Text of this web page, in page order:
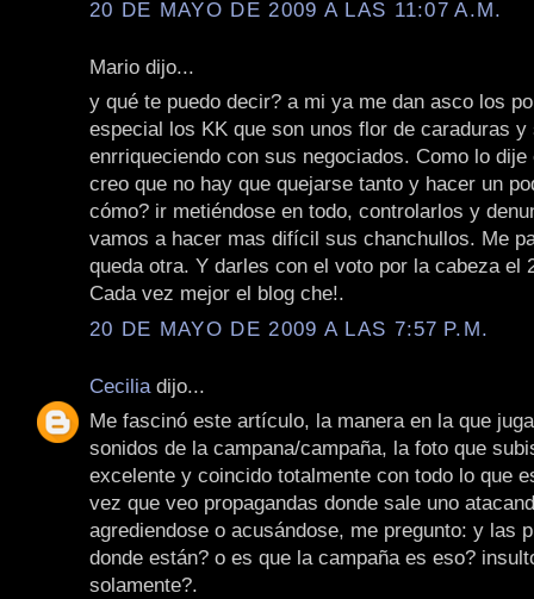
20 DE MAYO DE 2009 A LAS 11:07 A.M.
Mario dijo...
y qué te puedo decir? a mi ya me dan asco los
especial los KK que son unos flor de caraduras y
enrriqueciendo con sus negociados. Como lo
creo que no hay que quejarse tanto y hacer un
cómo? ir metiéndose en todo, controlarlos y
vamos a hacer mas difícil sus chanchullos. Me
queda otra. Y darles con el voto por la cabeza el
Cada vez mejor el blog che!.
20 DE MAYO DE 2009 A LAS 7:57 P.M.
Cecilia dijo...
Me fascinó este artículo, la manera en la que
sonidos de la campana/campaña, la foto que
excelente y coincido totalmente con todo lo que
vez que veo propagandas donde sale uno
agrediendose o acusándose, me pregunto: y las
donde están? o es que la campaña es eso?
solamente?.